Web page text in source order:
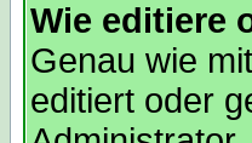
Wie editiere
Genau wie
editiert oder